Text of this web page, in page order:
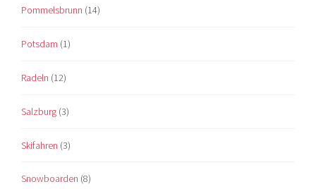
Pommelsbrunn (14)
Potsdam (1)
Radeln (12)
Salzburg (3)
Skifahren (3)
Snowboarden (8)